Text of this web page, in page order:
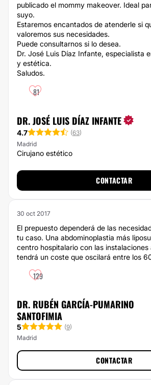
publicado el mommy makeover. Ideal
suyo.
Estaremos encantados de atenderle si
valoremos sus necesidades.
Puede consultarnos si lo desea.
Dr. José Luis Díaz Infante, especialista
y estética.
Saludos.
81
DR. JOSÉ LUIS DÍAZ INFANTE
4.7 (63)
Madrid
Cirujano estético
CONTACTAR
30 oct 2017
El prepuesto dependerá de las
tu caso. Una abdominoplastia más
centro hospitalario con las instalaciones
tendrá un coste que oscilará entre los
129
DR. RUBÉN GARCÍA-PUMARINO
SANTOFIMIA
5 (9)
Madrid
CONTACTAR